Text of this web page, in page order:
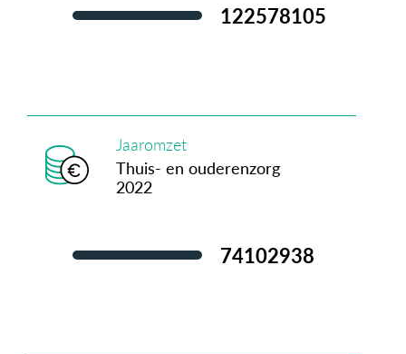
127.851.292
Jaaromzet
Thuis- en ouderenzorg
2022
77.290.489